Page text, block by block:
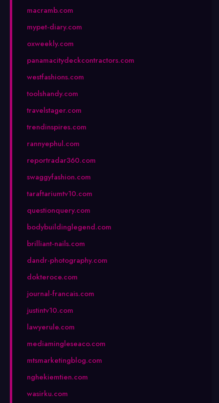
macramb.com
mypet-diary.com
oxweekly.com
panamacitydeckcontractors.com
westfashions.com
toolshandy.com
travelstager.com
trendinspires.com
rannyephul.com
reportradar360.com
swaggyfashion.com
taraftariumtv10.com
questionquery.com
bodybuildinglegend.com
brilliant-nails.com
dandr-photography.com
dokteroce.com
journal-francais.com
justintv10.com
lawyerule.com
mediamingleseaco.com
mtsmarketingblog.com
nghekiemtien.com
wasirku.com